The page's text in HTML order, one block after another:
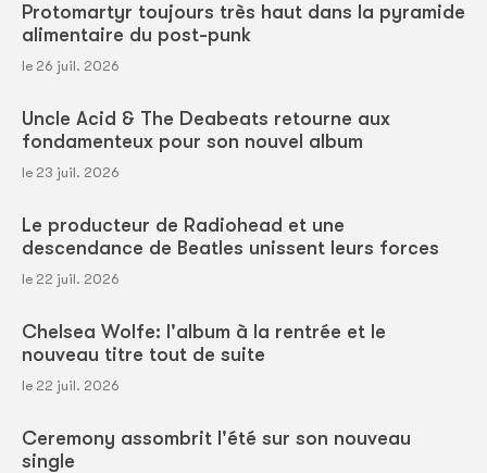
Protomartyr toujours très haut dans la pyramide
alimentaire du post-punk
le 26 juil. 2026
Uncle Acid & The Deabeats retourne aux
fondamenteux pour son nouvel album
le 23 juil. 2026
Le producteur de Radiohead et une
descendance de Beatles unissent leurs forces
le 22 juil. 2026
Chelsea Wolfe: l'album à la rentrée et le
nouveau titre tout de suite
le 22 juil. 2026
Ceremony assombrit l'été sur son nouveau
single